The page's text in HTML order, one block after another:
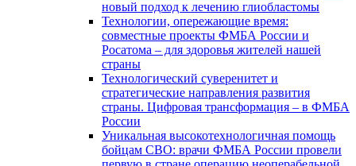
новый подход к лечению глиобластомы
Технологии, опережающие время:
совместные проекты ФМБА России и
Росатома – для здоровья жителей нашей
страны
Технологический суверенитет и
стратегические направления развития
страны. Цифровая трансформация – в ФМБА
России
Уникальная высокотехнологичная помощь
бойцам СВО: врачи ФМБА России провели